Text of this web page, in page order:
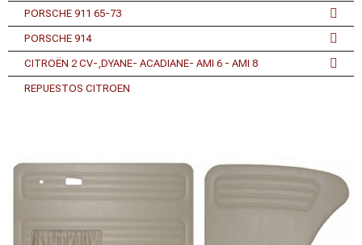
PORSCHE 911 65-73
PORSCHE 914
CITROËN 2 CV-,DYANE- ACADIANE- AMI 6 - AMI 8
REPUESTOS CITROEN